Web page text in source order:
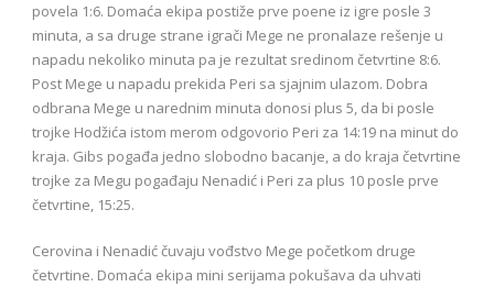
povela 1:6. Domaća ekipa postiže prve poene iz igre posle 3
minuta, a sa druge strane igrači Mege ne pronalaze rešenje u
napadu nekoliko minuta pa je rezultat sredinom četvrtine 8:6.
Post Mege u napadu prekida Peri sa sjajnim ulazom. Dobra
odbrana Mege u narednim minuta donosi plus 5, da bi posle
trojke Hodžića istom merom odgovorio Peri za 14:19 na minut do
kraja. Gibs pogađa jedno slobodno bacanje, a do kraja četvrtine
trojke za Megu pogađaju Nenadić i Peri za plus 10 posle prve
četvrtine, 15:25.
Cerovina i Nenadić čuvaju vođstvo Mege početkom druge
četvrtine. Domaća ekipa mini serijama pokušava da uhvati